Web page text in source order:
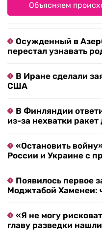
Объясняем
Осужденный в
перестал узнавать
В Иране сделали
США
В Финляндии
из-за нехватки
«Остановить
России и Украине с
Появилось первое
Моджтабой Хаменеи:
«Я не могу
главу разведки